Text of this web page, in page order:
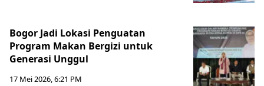
Bogor Jadi Lokasi Penguatan
Program Makan Bergizi untuk
Generasi Unggul
17 Mei 2026, 6:21 PM